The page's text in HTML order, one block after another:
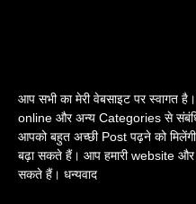
आप सभी का मेरी वेबसाइट पर
online और अन्य Categories से
आपको बहुत अच्छी Post पढ़ने को
बढ़ा सकते हैं। आप हमारी website
सकते हैं। धन्यवाद